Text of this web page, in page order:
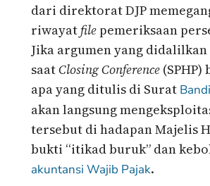
dari direktorat DJP
riwayatfile pemeriksaan
Jika argumen yang
saatClosing Conference
apa yang ditulis di Surat
akan langsung
tersebut di hadapan Majelis
bukti “itikad buruk” dan
akuntansi Wajib Pajak.